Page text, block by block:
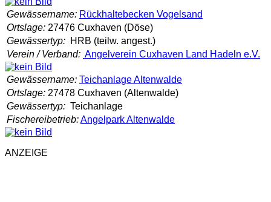
Gewässername: Rückhaltebecken Vogelsand
Ortslage: 27476 Cuxhaven (Döse)
Gewässertyp: HRB (teilw. angest.)
Verein / Verband: Angelverein Cuxhaven Land Hadeln e.V.
Gewässername: Teichanlage Altenwalde
Ortslage: 27478 Cuxhaven (Altenwalde)
Gewässertyp: Teichanlage
Fischereibetrieb:Angelpark Altenwalde
ANZEIGE